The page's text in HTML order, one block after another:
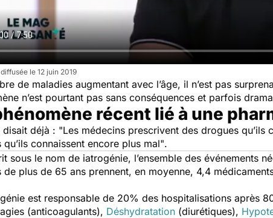
le 12 juin 2019
de maladies augmentant avec l’âge, il n’est pas
n’est pourtant pas sans conséquences et parfois
récent lié à une
disait déjà : "Les médecins prescrivent des drogues qu’ils
qu’ils connaissent encore plus mal".
sous le nom de iatrogénie, l’ensemble des événements
de plus de 65 ans prennent, en moyenne, 4,4
est responsable de 20% des hospitalisations après
(anticoagulants), Déshydratation (diurétiques),